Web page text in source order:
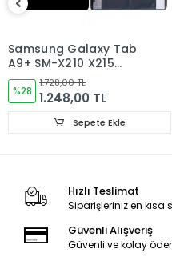
Montajı
Ürün Değişimlerinde KARGO
iadelerinde Kargo Bedelleri
Ürün Değişimler "Garanti ve
Ekran Türü
Ekran Kalite Durumu
Samsung Galaxy Tab
A9+ SM-X210 X215
X216B Tablet Ekran
Dokunmatik
%28
1.728,00 TL
1.248,00 TL
Sepete Ekle
Hızlı Teslimat
Siparişleriniz en kısa
Güvenli Alışveriş
Güvenli ve kolay